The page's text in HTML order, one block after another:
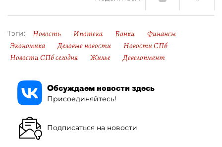
Тэги: Новость Ипотека Банки
Финансы
Экономика
Деловые новости
Новости СПб
Новости СПб сегодня
Жилье Девелопмент
Обсуждаем новости здесь
Присоединяйтесь!
Подписаться на новости